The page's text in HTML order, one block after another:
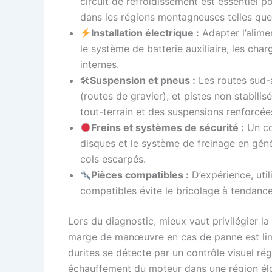
dans les régions montagneuses telles
Installation électrique : Adapter
le système de batterie auxiliaire, les
internes.
🛠Suspension et pneus : Les routes
(routes de gravier), et pistes non
tout-terrain et des suspensions
Freins et systèmes de sécurité : Un
disques et le système de freinage en
cols escarpés.
Pièces compatibles : D’expérience,
compatibles évite le bricolage à
Lors du diagnostic, mieux vaut privilégier
marge de manœuvre en cas de panne est
durites se détecte par un contrôle visuel
échauffement du moteur dans une région